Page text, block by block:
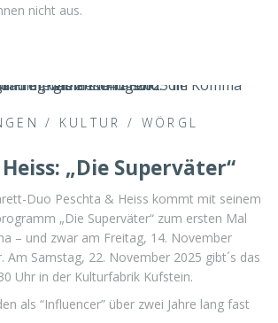
nicht aus.
/ KULTUR / WÖRGL
„Die Superväter“
Duo Peschta & Heiss kommt mit seinem
„Die Superväter“ zum ersten Mal
– und zwar am Freitag, 14. November
Am Samstag, 22. November 2025 gibt´s das
Uhr in der Kulturfabrik Kufstein.
als “Influencer” über zwei Jahre lang fast